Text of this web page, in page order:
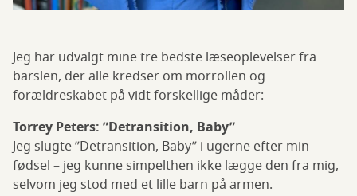
Jeg har udvalgt mine tre bedste læseoplevelser fra
barslen, der alle kredser om morrollen og
forældreskabet på vidt forskellige måder:
Torrey Peters: ”Detransition, Baby”
Jeg slugte ”Detransition, Baby” i ugerne efter min
fødsel – jeg kunne simpelthen ikke lægge den fra mig,
selvom jeg stod med et lille barn på armen.